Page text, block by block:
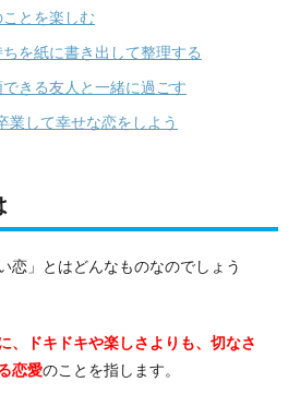
とを楽しむ
を紙に書き出して整理する
きる友人と一緒に過ごす
業して幸せな恋をしよう
恋」とはどんなものなのでしょう
、ドキドキや楽しさよりも、切なさ
恋愛のことを指します。